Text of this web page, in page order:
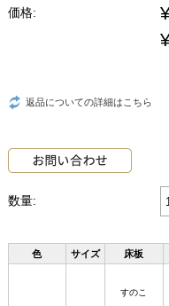
価格:
返品についての詳細はこちら
数量:
色 サイズ 床板
すのこ